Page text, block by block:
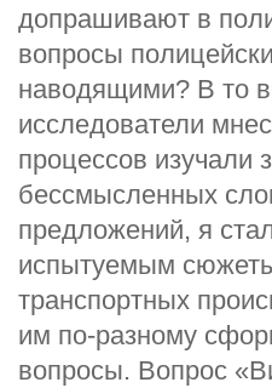
допрашивают в
вопросы
наводящими? В то
исследователи
процессов изучали
бессмысленных
предложений, я
испытуемым
транспортных
им по-разному
вопросы. Вопрос